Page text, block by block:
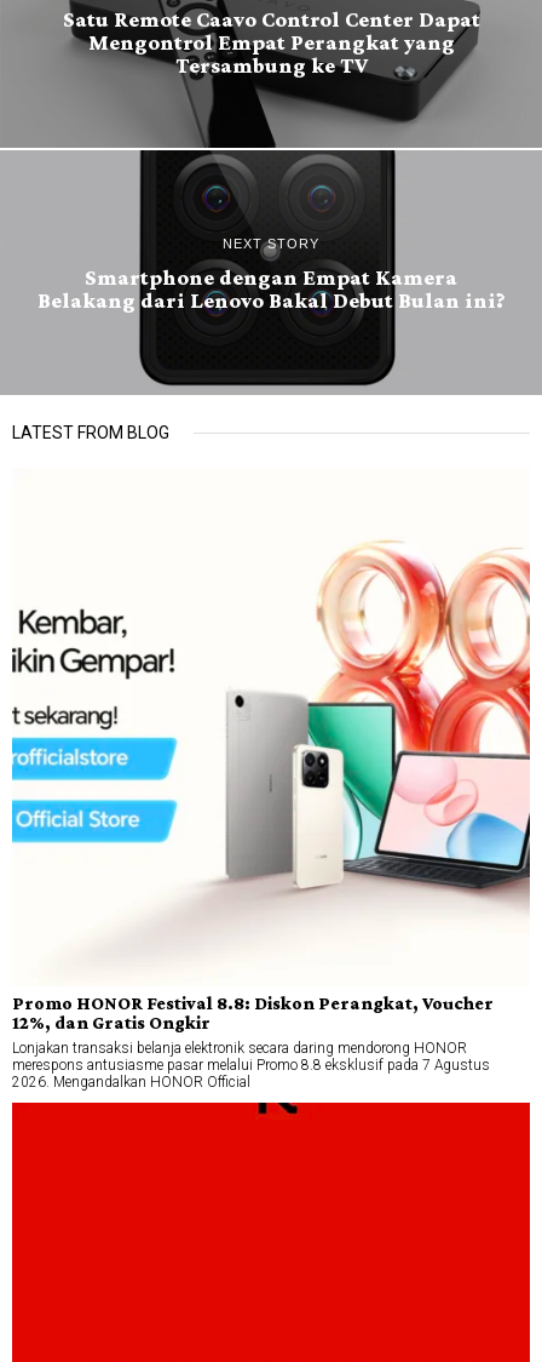
Satu Remote Caavo Control Center Dapat
Mengontrol Empat Perangkat yang
Tersambung ke TV
NEXT STORY
Smartphone dengan Empat Kamera
Belakang dari Lenovo Bakal Debut Bulan ini?
LATEST FROM BLOG
Promo HONOR Festival 8.8: Diskon Perangkat, Voucher
12%, dan Gratis Ongkir
Lonjakan transaksi belanja elektronik secara daring mendorong HONOR
merespons antusiasme pasar melalui Promo 8.8 eksklusif pada 7 Agustus
2026. Mengandalkan HONOR Official